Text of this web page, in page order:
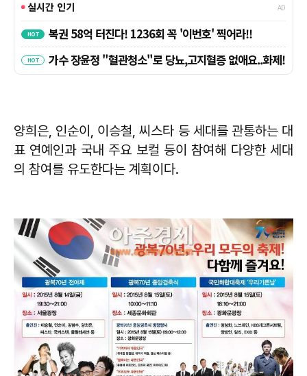
양희은, 인순이, 이승철, 씨스타 등 세대를 관통하는 대
표 연예인과 국내 주요 보컬 등이 참여해 다양한 세대
의 참여를 유도한다는 계획이다.